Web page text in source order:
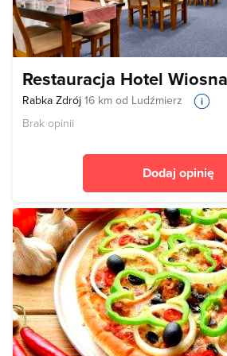
Restauracja Hotel Wiosna
Rabka Zdrój 16 km od Ludźmierz
Brak opinii
Dodaj opinię